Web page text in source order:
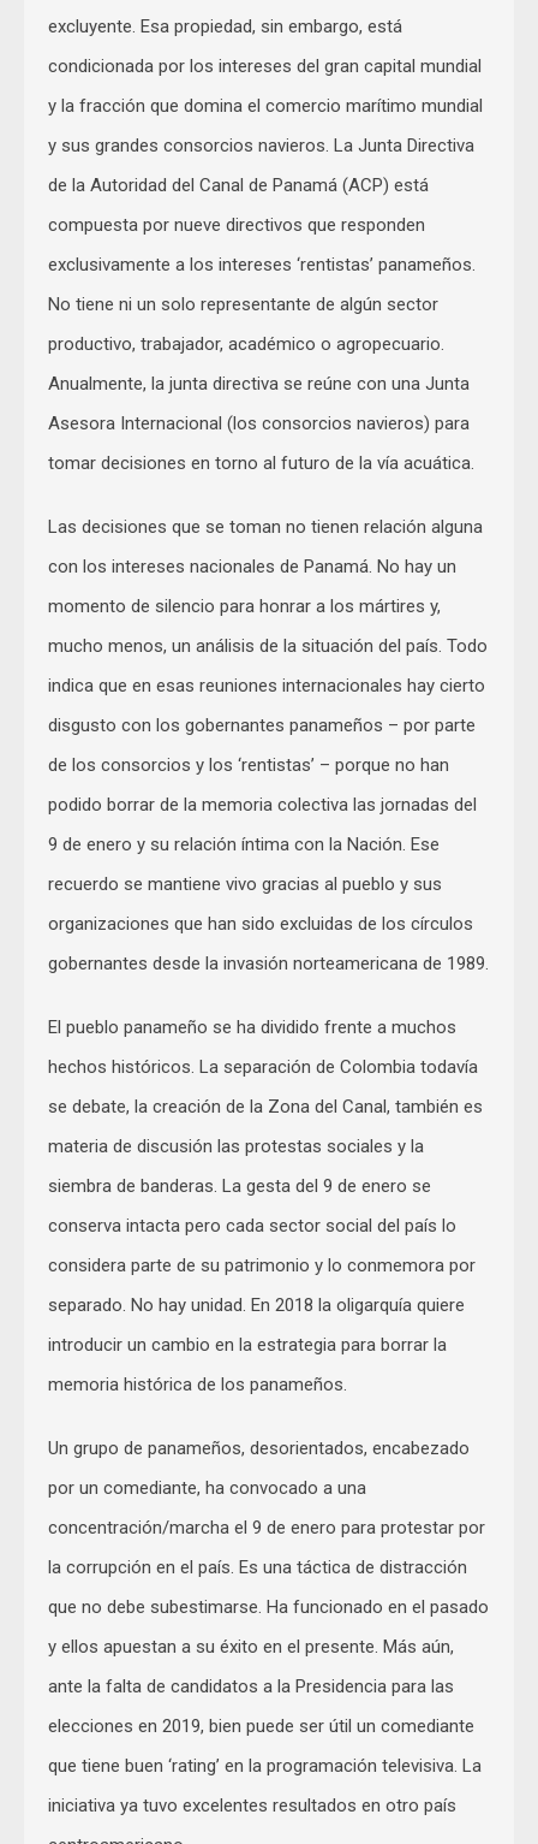
excluyente. Esa propiedad, sin embargo, está
condicionada por los intereses del gran capital mundial
y la fracción que domina el comercio marítimo mundial
y sus grandes consorcios navieros. La Junta Directiva
de la Autoridad del Canal de Panamá (ACP) está
compuesta por nueve directivos que responden
exclusivamente a los intereses ‘rentistas’ panameños.
No tiene ni un solo representante de algún sector
productivo, trabajador, académico o agropecuario.
Anualmente, la junta directiva se reúne con una Junta
Asesora Internacional (los consorcios navieros) para
tomar decisiones en torno al futuro de la vía acuática.
Las decisiones que se toman no tienen relación alguna
con los intereses nacionales de Panamá. No hay un
momento de silencio para honrar a los mártires y,
mucho menos, un análisis de la situación del país. Todo
indica que en esas reuniones internacionales hay cierto
disgusto con los gobernantes panameños – por parte
de los consorcios y los ‘rentistas’ – porque no han
podido borrar de la memoria colectiva las jornadas del
9 de enero y su relación íntima con la Nación. Ese
recuerdo se mantiene vivo gracias al pueblo y sus
organizaciones que han sido excluidas de los círculos
gobernantes desde la invasión norteamericana de 1989.
El pueblo panameño se ha dividido frente a muchos
hechos históricos. La separación de Colombia todavía
se debate, la creación de la Zona del Canal, también es
materia de discusión las protestas sociales y la
siembra de banderas. La gesta del 9 de enero se
conserva intacta pero cada sector social del país lo
considera parte de su patrimonio y lo conmemora por
separado. No hay unidad. En 2018 la oligarquía quiere
introducir un cambio en la estrategia para borrar la
memoria histórica de los panameños.
Un grupo de panameños, desorientados, encabezado
por un comediante, ha convocado a una
concentración/marcha el 9 de enero para protestar por
la corrupción en el país. Es una táctica de distracción
que no debe subestimarse. Ha funcionado en el pasado
y ellos apuestan a su éxito en el presente. Más aún,
ante la falta de candidatos a la Presidencia para las
elecciones en 2019, bien puede ser útil un comediante
que tiene buen ‘rating’ en la programación televisiva. La
iniciativa ya tuvo excelentes resultados en otro país